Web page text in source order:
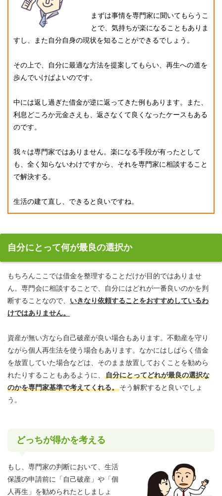
まずは事情を専門家に聞いてもらうこ
とで、気持ちが楽になることもありま
すし、また自分自身の現状を知ることができるでしょう。
その上で、自分に最適な方法を提案してもらい、再生への道を
歩んでいけばよいのです。
中には返し過ぎた借金が逆に返ってきた例もあります。また、
利息どころか元金さえも、返さなくて良くなったケースもある
のです。
我々は専門家ではありません。楽になる手段が有ったとして
も、全く知らないわけですから、それを専門家に相談すること
で解決する。
生活の建て直し、できると良いですね。
自分にとって何が最良の選択か
もちろんここでは借金を整理することだけが目的ではありませ
ん。専門会に相談することで、自分にはどれが一番良いのかを判
断することなので、 いきなり依頼することをおすすめしているわ
けではありません。
資産が無い方なら自己破産が良い場合もあります。不動産を守り
ながら個人再生法を使う場合もあります。なかにはしばらく借金
を放置していた場合などは、そのまま放置しておくことを勧めら
れたりすることもあるように、
自分にとってどれが最良の選択な
のかを専門家基準で考えてくれる。そう解釈すると良いでしょ
う。
どっちが得かを考える
もし、専門家の判断において、生活
保護の申請前に「自己破産」や「個
人再生」を勧められたとしましょ